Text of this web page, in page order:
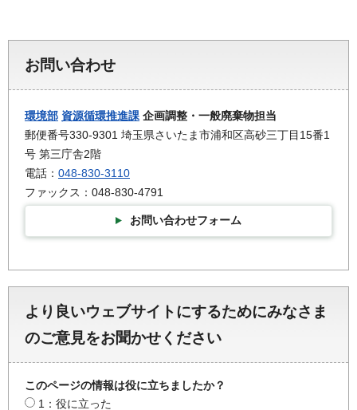
お問い合わせ
環境部 資源循環推進課 企画調整・一般廃棄物担当
郵便番号330-9301 埼玉県さいたま市浦和区高砂三丁目15番1
号 第三庁舎2階
電話： 048-830-3110
ファックス：048-830-4791
お問い合わせフォーム
より良いウェブサイトにするためにみなさま
のご意見をお聞かせください
このページの情報は役に立ちましたか？
1：役に立った